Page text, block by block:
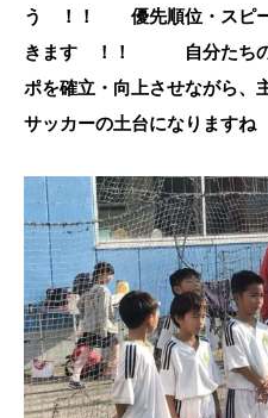
う ！！ 優先順位・スピー
きます ！！ 自分たちの
ポを確立・向上させながら、
サッカーの土台になります